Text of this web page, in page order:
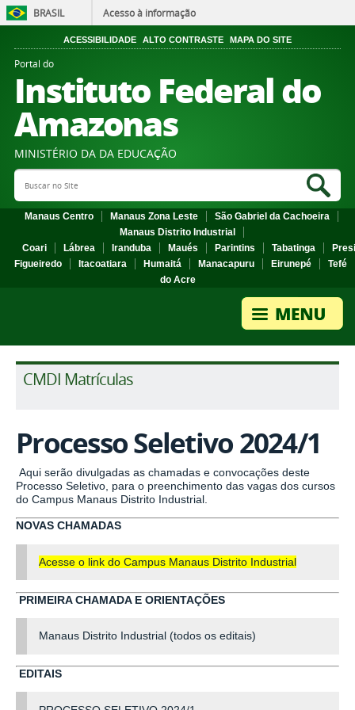
BRASIL Acesso à informação
ACESSIBILIDADE ALTO CONTRASTE MAPA DO SITE
Portal do
Instituto Federal do
Amazonas
MINISTÉRIO DA DA EDUCAÇÃO
Search Site
Manaus Centro Manaus Zona Leste
São Gabriel da Cachoeira
Manaus Distrito Industrial
Coari
Lábrea Iranduba Maués Parintins Tabatinga
Figueiredo
Itacoatiara Humaitá Manacapuru Eirunepé
Tefé
do Acre
CMDI Matrículas
Processo Seletivo 2024/1
Aqui serão divulgadas as chamadas e convocações deste
Processo Seletivo, para o preenchimento das vagas dos cursos
do Campus Manaus Distrito Industrial.
NOVAS CHAMADAS
Acesse o link do Campus Manaus Distrito Industrial
PRIMEIRA CHAMADA E ORIENTAÇÕES
Manaus Distrito Industrial (todos os editais)
EDITAIS